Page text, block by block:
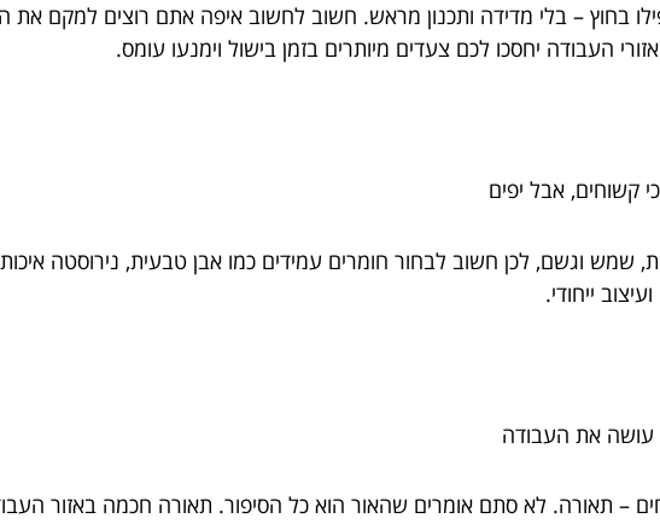
בחוץ – בלי מדידה ותכנון מראש. חשוב לחשוב איפה אתם רוצים למקם את
העבודה יחסכו לכם צעדים מיותרים בזמן בישול וימנעו עומס.
קשוחים, אבל יפים
שמש וגשם, לכן חשוב לבחור חומרים עמידים כמו אבן טבעית, נירוסטה
ייחודי.
את העבודה
– תאורה. לא סתם אומרים שהאור הוא כל הסיפור. תאורה חכמה באזור